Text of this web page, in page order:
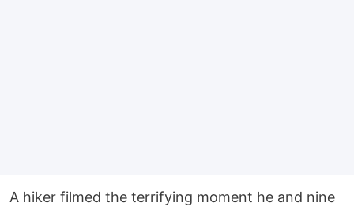
A hiker filmed the terrifying moment he and nine